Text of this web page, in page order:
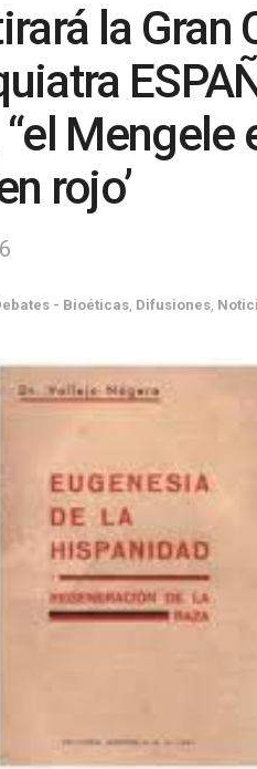
la Gran
Mengele
rojo’
- Bioéticas Difusiones